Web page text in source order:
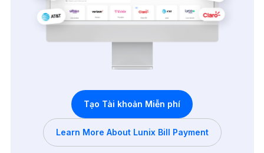
Tạo Tài khoản Miễn phí
Learn More About Lunix Bill Payment